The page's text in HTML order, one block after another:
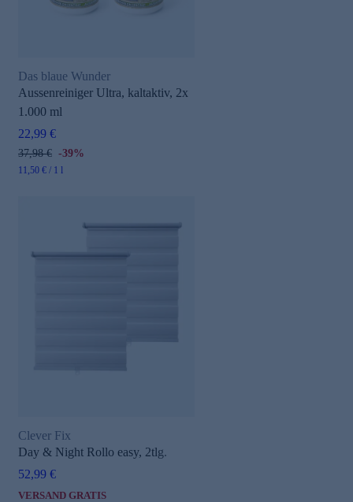
Das blaue Wunder
Aussenreiniger Ultra, kaltaktiv, 2x
1.000 ml
22,99 €
37,98 € -39%
11,50 € / 1 l
Clever Fix
Day & Night Rollo easy, 2tlg.
52,99 €
VERSAND GRATIS